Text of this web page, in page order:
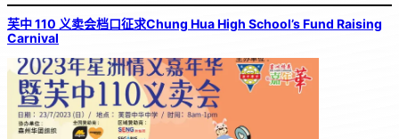
芙中 110 义卖会档口征求Chung Hua High School’s Fund Raising
Carnival